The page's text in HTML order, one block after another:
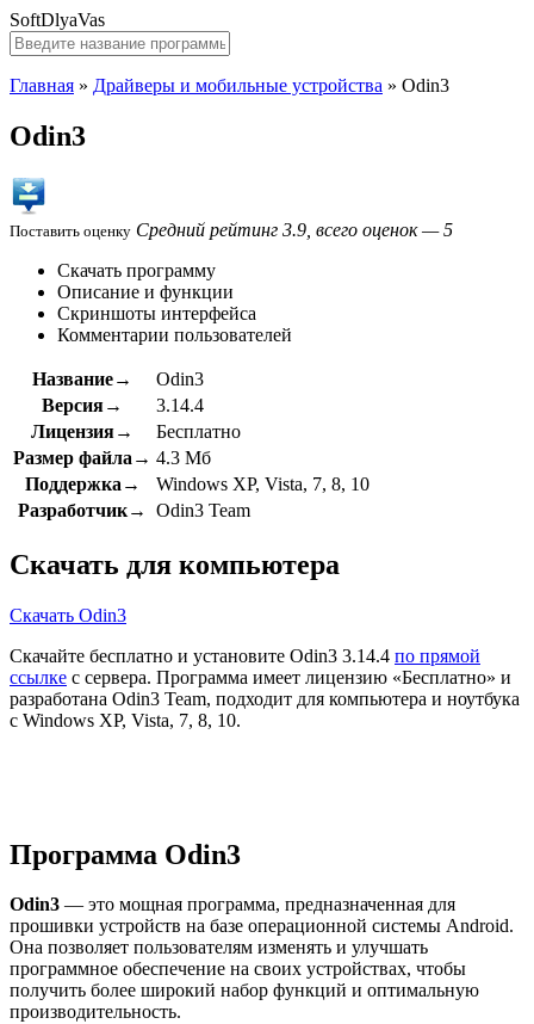
SoftDlyaVas
Главная » Драйверы и мобильные устройства » Odin3
Odin3
Поставить оценку Средний рейтинг 3.9, всего оценок — 5
Скачать программу
Описание и функции
Скриншоты интерфейса
Комментарии пользователей
Название→
Odin3
Версия→
3.14.4
Лицензия→
Бесплатно
Размер файла→ 4.3 Мб
Поддержка→
Windows XP, Vista, 7, 8, 10
Разработчик→
Odin3 Team
Скачать для компьютера
Скачать Odin3
Скачайте бесплатно и установите Odin3 3.14.4 по прямой
ссылке с сервера. Программа имеет лицензию «Бесплатно» и
разработана Odin3 Team, подходит для компьютера и ноутбука
с Windows XP, Vista, 7, 8, 10.
Программа Odin3
Odin3 — это мощная программа, предназначенная для
прошивки устройств на базе операционной системы Android.
Она позволяет пользователям изменять и улучшать
программное обеспечение на своих устройствах, чтобы
получить более широкий набор функций и оптимальную
производительность.